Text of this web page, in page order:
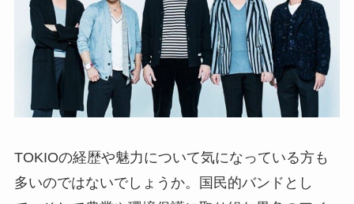
TOKIOの経歴や魅力について気になっている方も
多いのではないでしょうか。国民的バンドとし